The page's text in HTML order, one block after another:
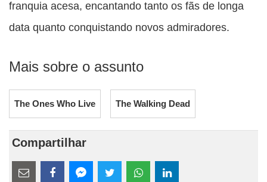
franquia acesa, encantando tanto os fãs de longa
data quanto conquistando novos admiradores.
Mais sobre o assunto
The Ones Who Live The Walking Dead
Compartilhar
Estes